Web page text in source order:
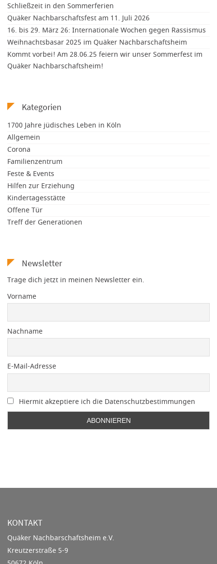
Schließzeit in den Sommerferien
Quäker Nachbarschaftsfest am 11. Juli 2026
16. bis 29. März 26: Internationale Wochen gegen Rassismus
Weihnachtsbasar 2025 im Quäker Nachbarschaftsheim
Kommt vorbei! Am 28.06.25 feiern wir unser Sommerfest im
Quäker Nachbarschaftsheim!
Kategorien
1700 Jahre jüdisches Leben in Köln
Allgemein
Corona
Familienzentrum
Feste & Events
Hilfen zur Erziehung
Kindertagesstätte
Offene Tür
Treff der Generationen
Newsletter
Trage dich jetzt in meinen Newsletter ein.
Vorname
Nachname
E-Mail-Adresse
Hiermit akzeptiere ich die Datenschutzbestimmungen
KONTAKT
Quäker Nachbarschaftsheim e.V.
Kreutzerstraße 5-9